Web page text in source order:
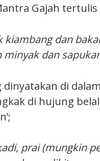
Gajah
kiambang dan
dan
di
di hujung
prai (mungkin